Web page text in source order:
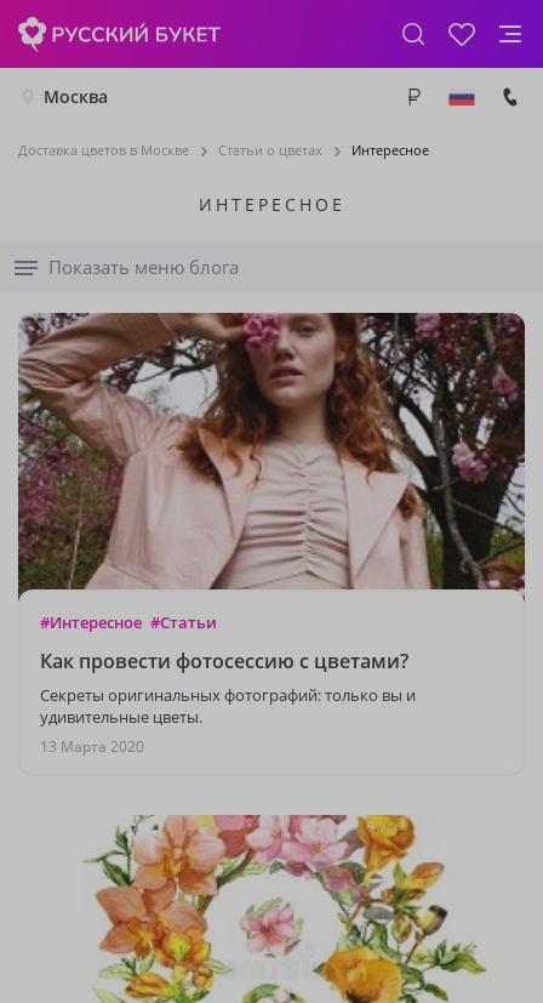
Москва
Доставка цветов в Москве Статьи о цветах Интересное
ИНТЕРЕСНОЕ
Показать меню блога
#Интересное #Статьи
Как провести фотосессию с цветами?
Секреты оригинальных фотографий: только вы и
удивительные цветы.
13 Марта 2020